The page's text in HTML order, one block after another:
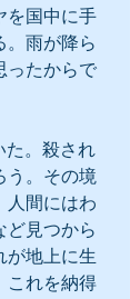
を国中に手
。雨が降ら
ったからで
う。その境
人間にはわ
ど見つから
が地上に生
これを納得